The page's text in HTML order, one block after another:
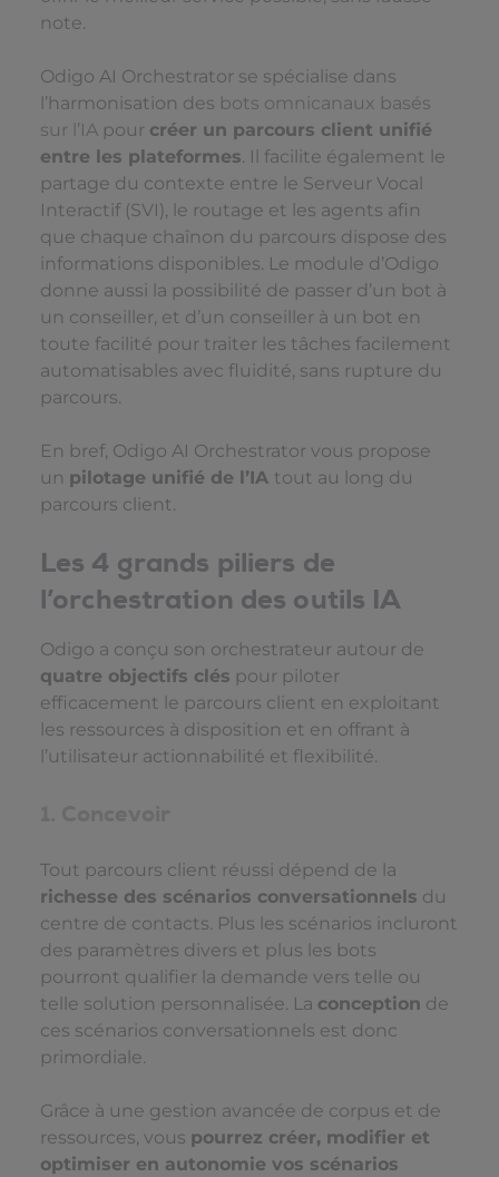
note.
Odigo AI Orchestrator se spécialise dans
l’harmonisation des bots omnicanaux basés
sur l’IA pour créer un parcours client unifié
entre les plateformes. Il facilite également le
partage du contexte entre le Serveur Vocal
Interactif (SVI), le routage et les agents afin
que chaque chaînon du parcours dispose des
informations disponibles. Le module d’Odigo
donne aussi la possibilité de passer d’un bot à
un conseiller, et d’un conseiller à un bot en
toute facilité pour traiter les tâches facilement
automatisables avec fluidité, sans rupture du
parcours.
En bref, Odigo AI Orchestrator vous propose
un pilotage unifié de l’IA tout au long du
parcours client.
Les 4 grands piliers de
l’orchestration des outils IA
Odigo a conçu son orchestrateur autour de
quatre objectifs clés pour piloter
efficacement le parcours client en exploitant
les ressources à disposition et en offrant à
l’utilisateur actionnabilité et flexibilité.
Tout parcours client réussi dépend de la
richesse des scénarios conversationnels du
centre de contacts. Plus les scénarios incluront
des paramètres divers et plus les bots
pourront qualifier la demande vers telle ou
telle solution personnalisée. La conception de
ces scénarios conversationnels est donc
primordiale.
Grâce à une gestion avancée de corpus et de
ressources, vous pourrez créer, modifier et
optimiser en autonomie vos scénarios